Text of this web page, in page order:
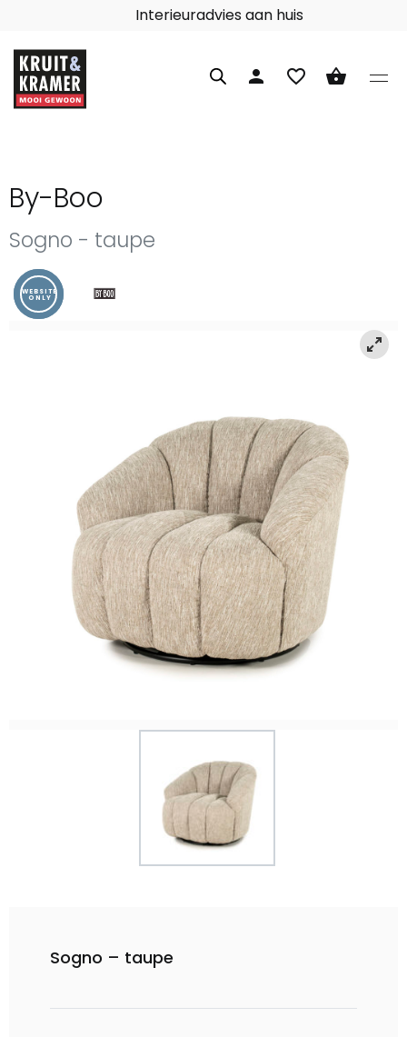
Interieuradvies aan huis
person favorite_border shopping_basket
By-Boo
Sogno - taupe
WEBSITE
ONLY
Sogno – taupe